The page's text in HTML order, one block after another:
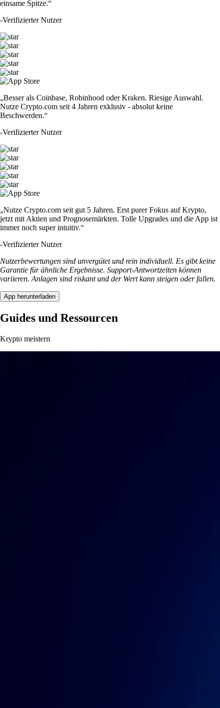
einsame Spitze.“
-Verifizierter Nutzer
„Besser als Coinbase, Robinhood oder Kraken. Riesige Auswahl.
Nutze Crypto.com seit 4 Jahren exklusiv - absolut keine
Beschwerden.“
-Verifizierter Nutzer
„Nutze Crypto.com seit gut 5 Jahren. Erst purer Fokus auf Krypto,
jetzt mit Aktien und Prognosemärkten. Tolle Upgrades und die App ist
immer noch super intuitiv.“
-Verifizierter Nutzer
Nutzerbewertungen sind unvergütet und rein individuell. Es gibt keine
Garantie für ähnliche Ergebnisse. Support-Antwortzeiten können
variieren. Anlagen sind riskant und der Wert kann steigen oder fallen.
App herunterladen
Guides und Ressourcen
Krypto meistern